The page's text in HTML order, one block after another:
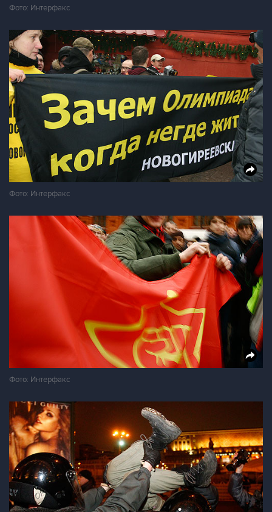
Фото: Интерфакс
Фото: Интерфакс
Фото: Интерфакс